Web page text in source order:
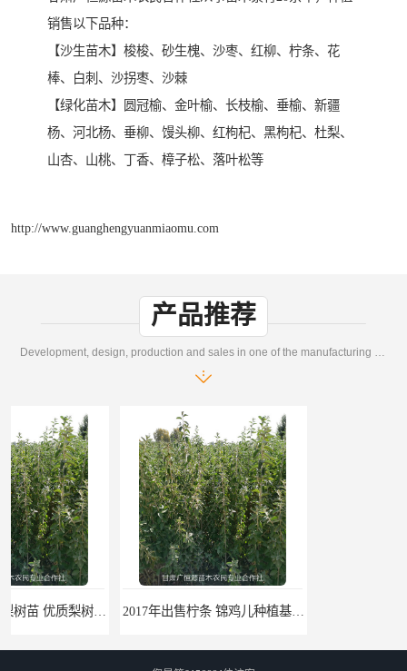
销售以下品种：
【沙生苗木】梭梭、砂生槐、沙枣、红柳、柠条、花
棒、白刺、沙拐枣、沙棘
【绿化苗木】圆冠榆、金叶榆、长枝榆、垂榆、新疆
杨、河北杨、垂柳、馒头柳、红枸杞、黑枸杞、杜梨、
山杏、山桃、丁香、樟子松、落叶松等
http://www.guanghengyuanmiaomu.com
产品推荐
2017年出售柠条 锦鸡儿种植基地 甘肃广恒源苗木基地